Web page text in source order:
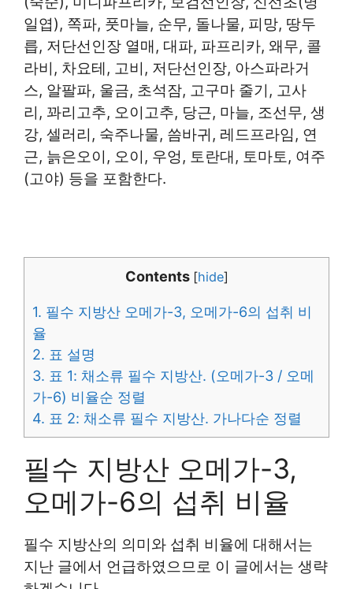
일엽), 쪽파, 풋마늘, 순무, 돌나물, 피망, 땅두
릅, 저단선인장 열매, 대파, 파프리카, 왜무, 콜
라비, 차요테, 고비, 저단선인장, 아스파라거
스, 알팔파, 울금, 초석잠, 고구마 줄기, 고사
리, 꽈리고추, 오이고추, 당근, 마늘, 조선무, 생
강, 셀러리, 숙주나물, 씀바귀, 레드프라임, 연
근, 늙은오이, 오이, 우엉, 토란대, 토마토, 여주
(고야) 등을 포함한다.
Contents [hide]
1. 필수 지방산 오메가-3, 오메가-6의 섭취 비
율
2. 표 설명
3. 표 1: 채소류 필수 지방산. (오메가-3 / 오메
가-6) 비율순 정렬
4. 표 2: 채소류 필수 지방산. 가나다순 정렬
필수 지방산 오메가-3,
오메가-6의 섭취 비율
필수 지방산의 의미와 섭취 비율에 대해서는
지난 글에서 언급하였으므로 이 글에서는 생략